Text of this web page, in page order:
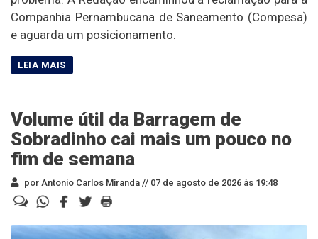
Companhia Pernambucana de Saneamento (Compesa)
e aguarda um posicionamento.
Volume útil da Barragem de
Sobradinho cai mais um pouco no
fim de semana
por Antonio Carlos Miranda // 07 de agosto de 2026 às 19:48